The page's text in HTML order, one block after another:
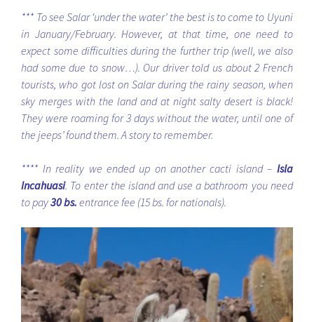
*** To see Salar ‘under the water’ the best is to come to Uyuni
in January/February. However, at that time, one need to
expect some difficulties during the further trip (well, we also
had some due to snow…). Our driver told us about 2 French
tourists, who got lost on Salar during the rainy season, when
sky merges with the land and at night salty desert is black!
They were roaming for 3 days without the water, until one of
the jeeps’ found them. A story to remember.
**** In reality we ended up on another cacti island – Isla
Incahuasi. To enter the island and use a bathroom you need
to pay30 bs. entrance fee (15 bs. for nationals).